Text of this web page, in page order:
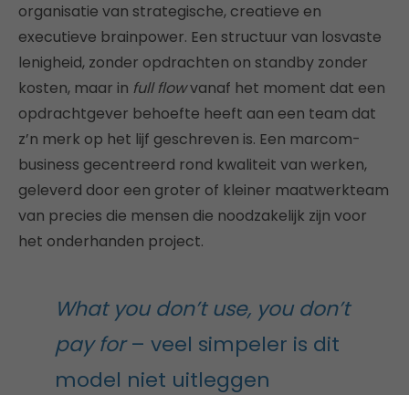
organisatie van strategische, creatieve en
executieve brainpower. Een structuur van losvaste
lenigheid, zonder opdrachten on standby zonder
kosten, maar in full flowvanaf het moment dat een
opdrachtgever behoefte heeft aan een team dat
z’n merk op het lijf geschreven is. Een marcom-
business gecentreerd rond kwaliteit van werken,
geleverd door een groter of kleiner maatwerkteam
van precies die mensen die noodzakelijk zijn voor
het onderhanden project.
What you don’t use, you don’t
pay for– veel simpeler is dit
model niet uitleggen